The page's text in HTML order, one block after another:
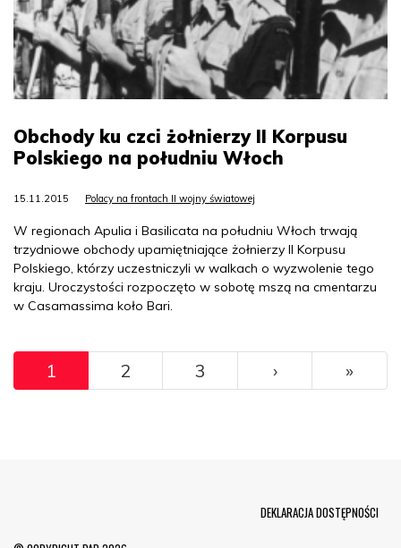
Obchody ku czci żołnierzy II Korpusu
Polskiego na południu Włoch
15.11.2015 Polacy na frontach II wojny światowej
W regionach Apulia i Basilicata na południu Włoch trwają
trzydniowe obchody upamiętniające żołnierzy II Korpusu
Polskiego, którzy uczestniczyli w walkach o wyzwolenie tego
kraju. Uroczystości rozpoczęto w sobotę mszą na cmentarzu
w Casamassima koło Bari.
Pagination
1 2 3 ››› »
DEKLARACJA DOSTĘPNOŚCI